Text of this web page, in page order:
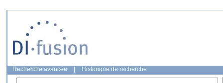
Recherche avancée Historique de recherche